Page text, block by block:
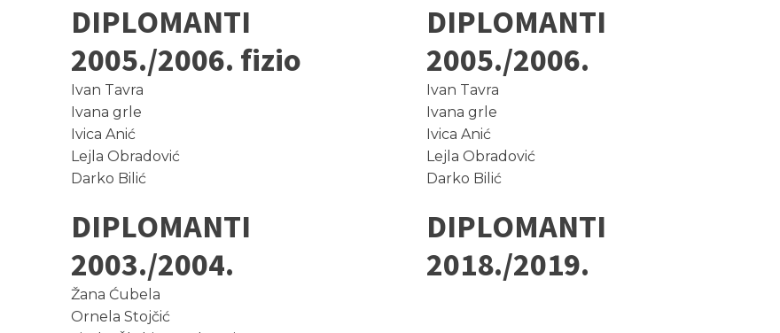
DIPLOMANTI
2005./2006. fizio
Ivan Tavra
Ivana grle
Ivica Anić
Lejla Obradović
Darko Bilić
DIPLOMANTI
2005./2006.
Ivan Tavra
Ivana grle
Ivica Anić
Lejla Obradović
Darko Bilić
DIPLOMANTI
2003./2004.
Žana Ćubela
Ornela Stojčić
DIPLOMANTI
2018./2019.